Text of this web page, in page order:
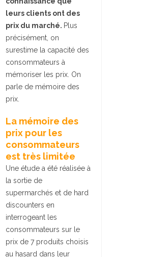
leurs clients ont des
prix du marché. Plus
précisément, on
surestime la capacité des
consommateurs à
mémoriser les prix. On
parle de mémoire des
prix.
La mémoire des
prix pour les
consommateurs
est très limitée
Une étude a été réalisée à
la sortie de
supermarchés et de hard
discounters en
interrogeant les
consommateurs sur le
prix de 7 produits choisis
au hasard dans leur